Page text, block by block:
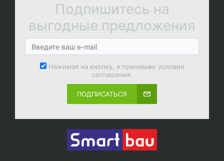
Подпишитесь на
выгодные предложения
Нажимая на кнопку, я принимаю условия
соглашения.
ПОДПИСАТЬСЯ